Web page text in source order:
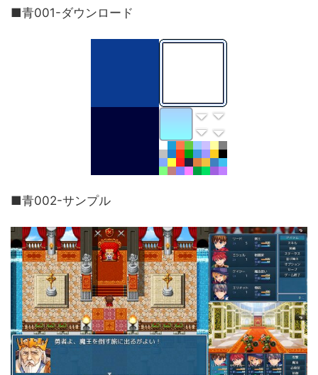
■青001-ダウンロード
■青002-サンプル